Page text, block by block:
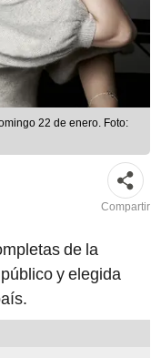
22 de enero. Foto:
Compartir
de la
y elegida